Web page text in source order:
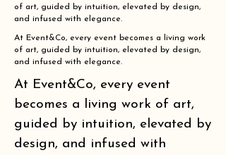
of art, guided by intuition, elevated by design,
and infused with elegance.
At Event&Co, every event becomes a living work
of art, guided by intuition, elevated by design,
and infused with elegance.
At Event&Co, every event
becomes a living work of art,
guided by intuition, elevated by
design, and infused with